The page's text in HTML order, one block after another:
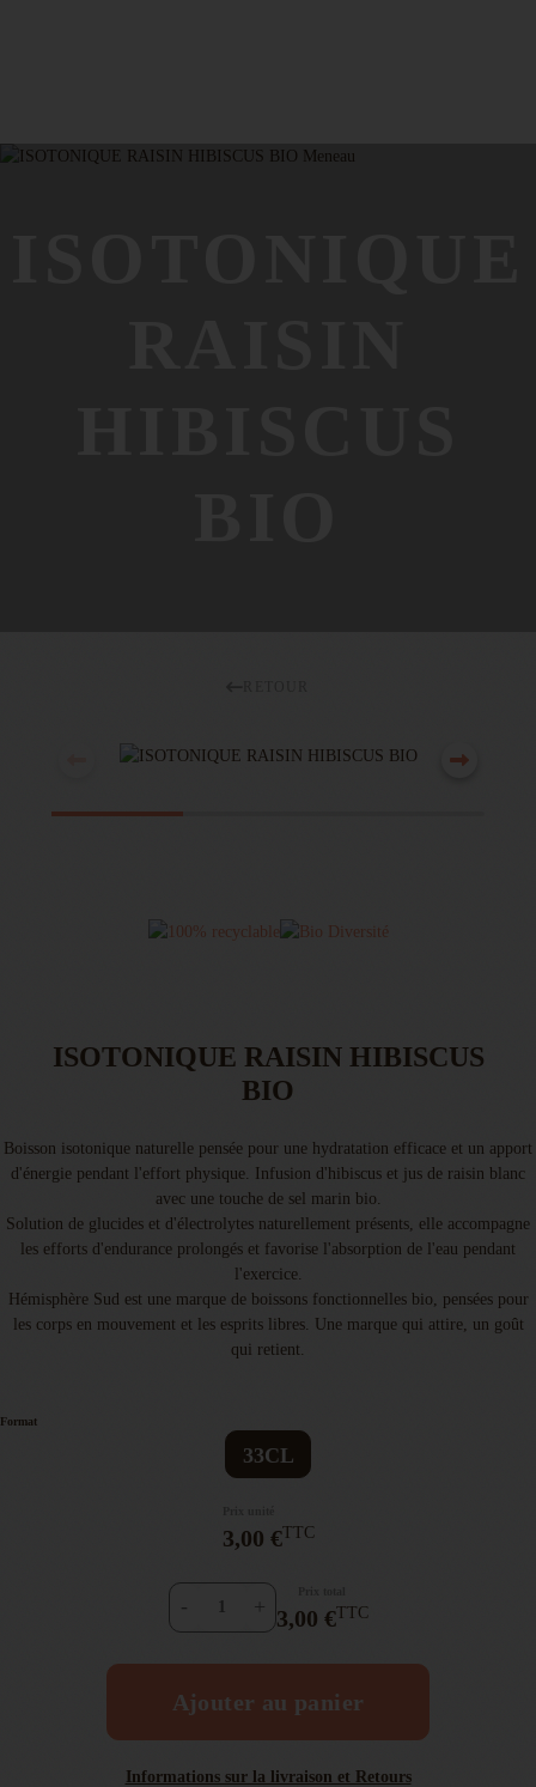
ISOTONIQUE RAISIN HIBISCUS
BIO
Boisson isotonique naturelle pensée pour une hydratation efficace et un apport
d'énergie pendant l'effort physique. Infusion d'hibiscus et jus de raisin blanc
avec une touche de sel marin bio.
Solution de glucides et d'électrolytes naturellement présents, elle accompagne
les efforts d'endurance prolongés et favorise l'absorption de l'eau pendant
l'exercice.
Hémisphère Sud est une marque de boissons fonctionnelles bio, pensées pour
les corps en mouvement et les esprits libres. Une marque qui attire, un goût
qui retient.
Format
33CL
3,00 €TTC
- + 3,00 €TTC
Ajouter au panier
Informations sur la livraison et Retours